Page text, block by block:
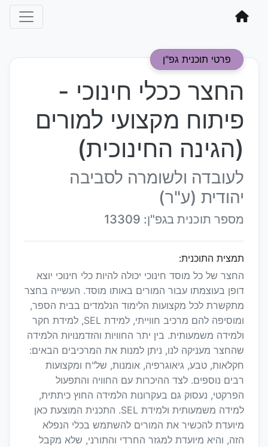
פרטי תוכנית גפ"ן
החצר ככלי חינוכי -
פיתוח מקצועי למורים
(הגינה החינוכית)
לעובדה ולשומרה לסביבה
יהודית (ע"ר)
מספר תוכנית בגפ"ן: 13309
תמצית התוכנית:
החצר של כל מוסד חינוכי יכולה להיות כלי חינוכי יוצא
דופן בעוצמתו עבור המורים באותו מוסד. העשייה בחצר
מתקשרת לכל מקצועות הלימוד הנלמדים בבית הספר,
ומוסיפה להם מרכיב חווייתי, למידת SEL, למידת חקר
ולמידה משמעותית. בין יתר החוויות והזדמנויות הלמידה
שהחצר מעניקה לנו, ניתן למנות את המרכיבים הבאים:
חקלאות, טבע, גיאוגרפיה, אומנות, של"ח ומקצועות
רבים נוספים. לצד ההיכרות עם החוויה והתפעול
הפרקטי, נעסוק גם בעקרונות הלמידה החוץ כיתתית,
למידה משמעותית ולמידת SEL. התכנית המוצעת כאן
מיועדת להכשיר את המורים להשתמש בכלי הנפלא
הזה, והיא מיועדת למגזר החרדי והתורני, שלא מקבל